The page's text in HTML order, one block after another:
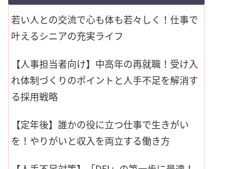
若い人との交流で心も体も若々しく！仕事で
叶えるシニアの充実ライフ
【人事担当者向け】中高年の再就職！受け入
れ体制づくりのポイントと人手不足を解消す
る採用戦略
【定年後】誰かの役に立つ仕事で生きがい
を！やりがいと収入を両立する働き方